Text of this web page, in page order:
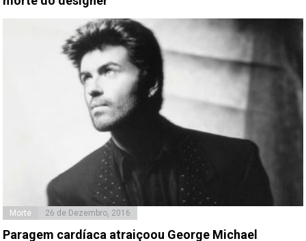
Morte 26 de Dezembro, 2016
Paragem cardíaca atraiçoou George Michael